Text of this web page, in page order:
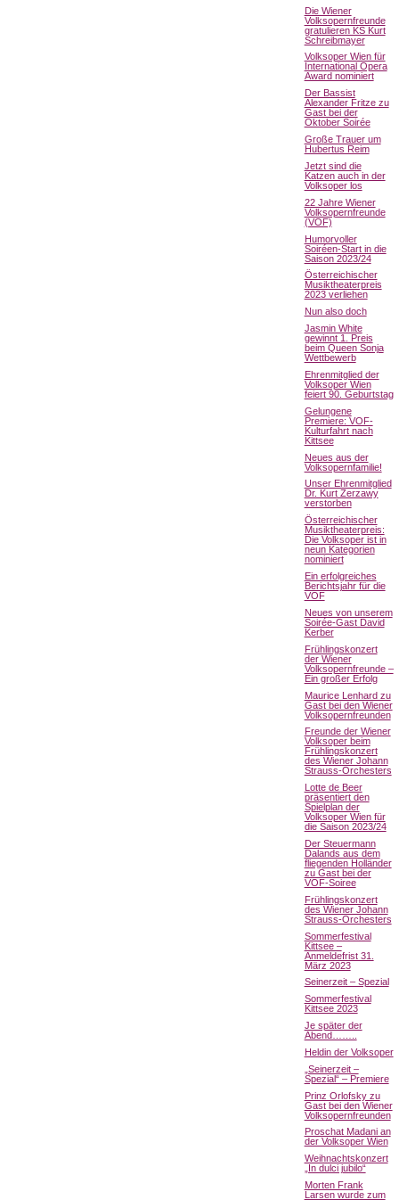
Die Wiener
Volksopernfreunde
gratulieren KS Kurt
Schreibmayer
Volksoper Wien für
International Opera
Award nominiert
Der Bassist
Alexander Fritze zu
Gast bei der
Oktober Soirée
Große Trauer um
Hubertus Reim
Jetzt sind die
Katzen auch in der
Volksoper los
22 Jahre Wiener
Volksopernfreunde
(VOF)
Humorvoller
Soiréen-Start in die
Saison 2023/24
Österreichischer
Musiktheaterpreis
2023 verliehen
Nun also doch
Jasmin White
gewinnt 1. Preis
beim Queen Sonja
Wettbewerb
Ehrenmitglied der
Volksoper Wien
feiert 90. Geburtstag
Gelungene
Premiere: VOF-
Kulturfahrt nach
Kittsee
Neues aus der
Volksopernfamilie!
Unser Ehrenmitglied
Dr. Kurt Zerzawy
verstorben
Österreichischer
Musiktheaterpreis:
Die Volksoper ist in
neun Kategorien
nominiert
Ein erfolgreiches
Berichtsjahr für die
VOF
Neues von unserem
Soirée-Gast David
Kerber
Frühlingskonzert
der Wiener
Volksopernfreunde –
Ein großer Erfolg
Maurice Lenhard zu
Gast bei den Wiener
Volksopernfreunden
Freunde der Wiener
Volksoper beim
Frühlingskonzert
des Wiener Johann
Strauss-Orchesters
Lotte de Beer
präsentiert den
Spielplan der
Volksoper Wien für
die Saison 2023/24
Der Steuermann
Dalands aus dem
fliegenden Holländer
zu Gast bei der
VOF-Soiree
Frühlingskonzert
des Wiener Johann
Strauss-Orchesters
Sommerfestival
Kittsee –
Anmeldefrist 31.
März 2023
Seinerzeit – Spezial
Sommerfestival
Kittsee 2023
Je später der
Abend……..
Heldin der Volksoper
„Seinerzeit –
Spezial“ – Premiere
Prinz Orlofsky zu
Gast bei den Wiener
Volksopernfreunden
Proschat Madani an
der Volksoper Wien
Weihnachtskonzert
„In dulci jubilo“
Morten Frank
Larsen wurde zum